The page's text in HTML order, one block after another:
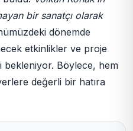
bir sanatçı olarak
dönemde
etkinlikler ve proje
bekleniyor. Böylece, hem
değerli bir hatıra